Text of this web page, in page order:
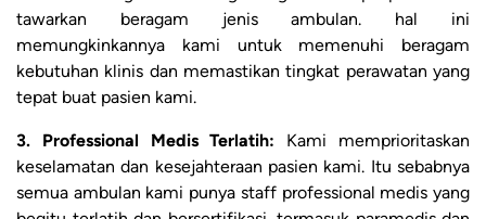
tawarkan beragam jenis ambulan. hal ini
memungkinkannya kami untuk memenuhi beragam
kebutuhan klinis dan memastikan tingkat perawatan yang
tepat buat pasien kami.
3. Professional Medis Terlatih: Kami memprioritaskan
keselamatan dan kesejahteraan pasien kami. Itu sebabnya
semua ambulan kami punya staff professional medis yang